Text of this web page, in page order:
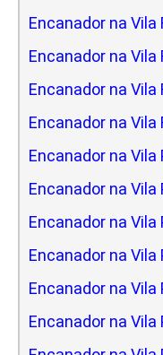
Encanador na Vila
Encanador na Vila
Encanador na
Encanador na Vila
Encanador na
Encanador na
Encanador na Vila
Encanador na
Encanador na Vila
Encanador na Vila